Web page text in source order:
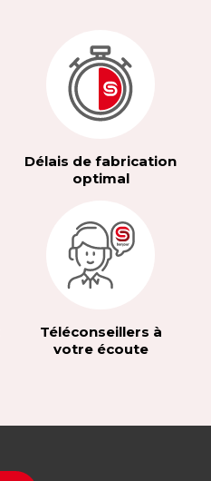
Délais de fabrication
optimal
Téléconseillers à
votre écoute